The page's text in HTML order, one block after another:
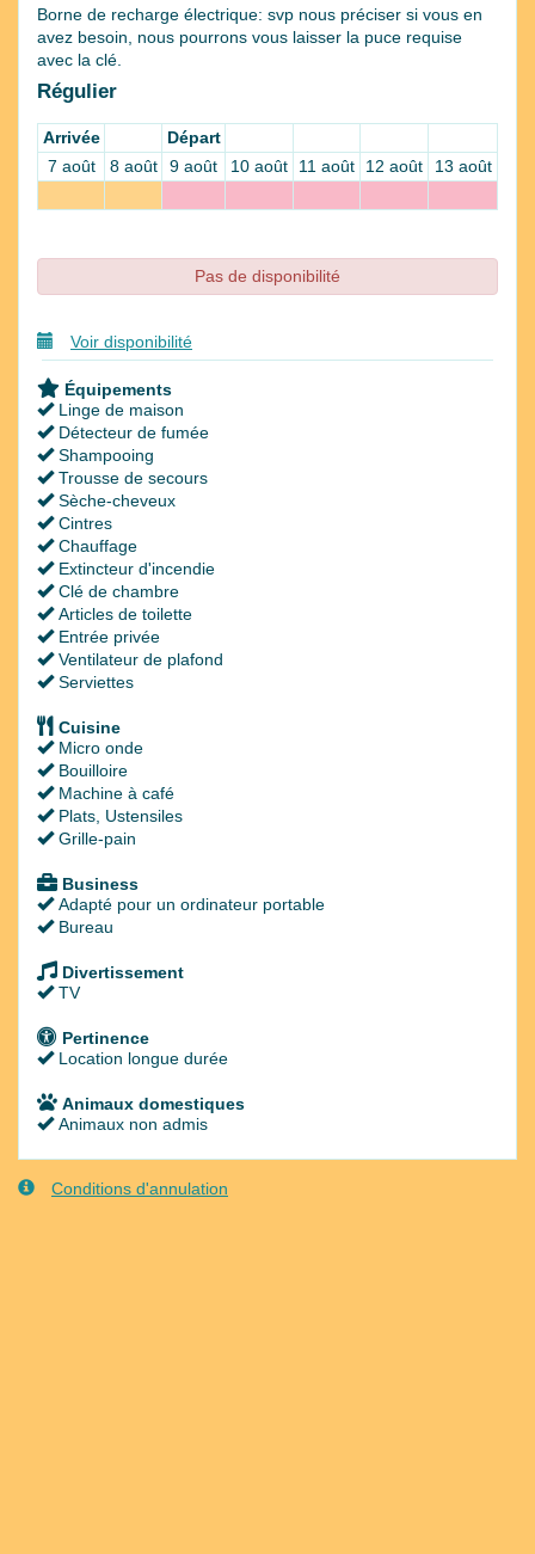
Borne de recharge électrique: svp nous préciser si vous en
avez besoin, nous pourrons vous laisser la puce requise
avec la clé.
Régulier
Arrivée
Départ
7 août
8 août 9 août 10 août 11 août 12 août 13 août
Pas de disponibilité
Voir disponibilité
Équipements
Linge de maison
Détecteur de fumée
Shampooing
Trousse de secours
Sèche-cheveux
Cintres
Chauffage
Extincteur d'incendie
Clé de chambre
Articles de toilette
Entrée privée
Ventilateur de plafond
Serviettes
Cuisine
Micro onde
Bouilloire
Machine à café
Plats, Ustensiles
Grille-pain
Business
Adapté pour un ordinateur portable
Bureau
Divertissement
TV
Pertinence
Location longue durée
Animaux domestiques
Animaux non admis
Conditions d'annulation